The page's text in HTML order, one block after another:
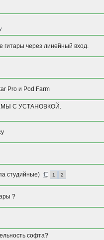
гитары через линейный вход.
Pro и Pod Farm
С УСТАНОВКОЙ.
студийные) 1 2
?
софта?